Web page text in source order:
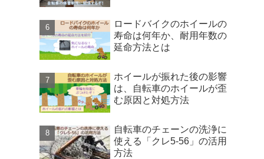
ロードバイクのホイールの
寿命は何年か、耐用年数の
延命方法とは
ホイールが振れた後の影響
は、自転車のホイールが歪
む原因と対処方法
自転車のチェーンの洗浄に
使える「クレ5-56」の活用
方法